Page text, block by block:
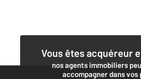
Vous êtes acquéreur
nos agents immobiliers
accompagner dans vos